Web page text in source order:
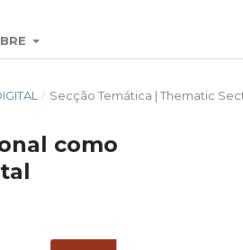
/ Secção Temática | Thematic
como